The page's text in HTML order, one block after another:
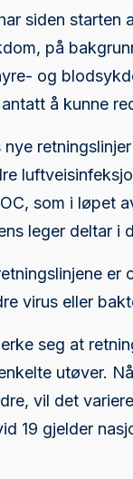
siden starten
på
og
å kunne
som i løpet
leger deltar i
er
virus eller
seg at
utøver.
vil det
19 gjelder